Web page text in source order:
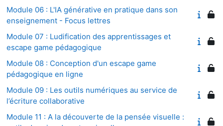
Module 06 : L'IA générative en pratique dans son
enseignement - Focus lettres
Module 07 : Ludification des apprentissages et
escape game pédagogique
Module 08 : Conception d'un escape game
pédagogique en ligne
Module 09 : Les outils numériques au service de
l’écriture collaborative
Module 11 : A la découverte de la pensée visuelle :